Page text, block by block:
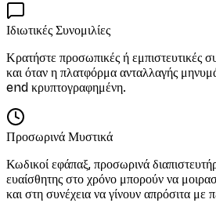
Ιδιωτικές Συνομιλίες
Κρατήστε προσωπικές ή εμπιστευτικές
και όταν η πλατφόρμα ανταλλαγής
end κρυπτογραφημένη.
Προσωρινά Μυστικά
Κωδικοί εφάπαξ, προσωρινά
ευαίσθητης στο χρόνο μπορούν να
και στη συνέχεια να γίνουν απρόσιτα με